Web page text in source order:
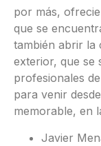
por más,
que se
también abrir la
exterior, que se
profesionales
para venir
memorable, en
Javier